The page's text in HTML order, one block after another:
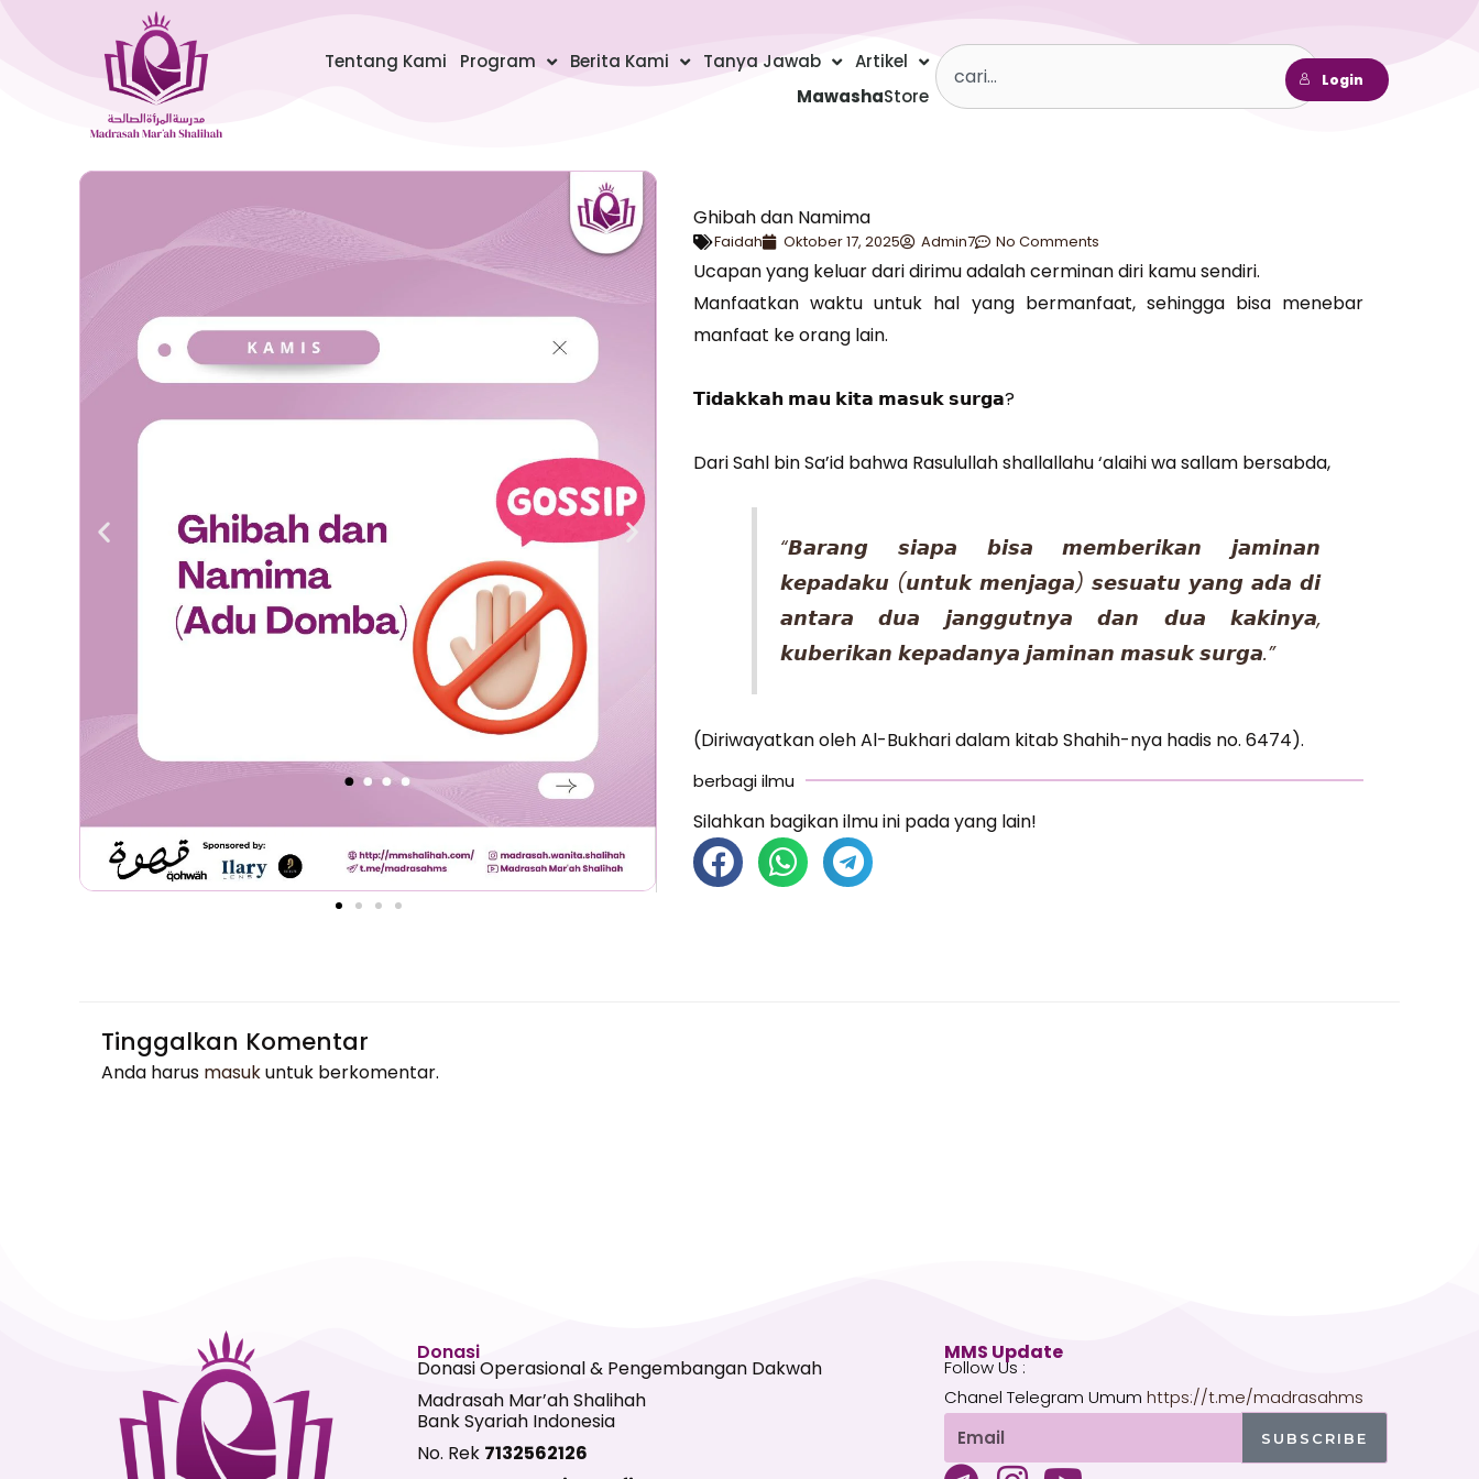
Tentang Kami Program Berita Kami Tanya Jawab
Artikel
MawashaStore
Search
Login
Ghibah dan Namima
Faidah Oktober 17, 2025 Admin7 No Comments
Ucapan yang keluar dari dirimu adalah cerminan diri kamu sendiri.
Manfaatkan waktu untuk hal yang bermanfaat, sehingga bisa menebar
manfaat ke orang lain.
𝗧𝗶𝗱𝗮𝗸𝗸𝗮𝗵 𝗺𝗮𝘂 𝗸𝗶𝘁𝗮 𝗺𝗮𝘀𝘂𝗸 𝘀𝘂𝗿𝗴𝗮?
Dari Sahl bin Sa’id bahwa Rasulullah shallallahu ‘alaihi wa sallam bersabda,
“𝘽𝙖𝙧𝙖𝙣𝙜 𝙨𝙞𝙖𝙥𝙖 𝙗𝙞𝙨𝙖 𝙢𝙚𝙢𝙗𝙚𝙧𝙞𝙠𝙖𝙣 𝙟𝙖𝙢𝙞𝙣𝙖𝙣
𝙠𝙚𝙥𝙖𝙙𝙖𝙠𝙪 (𝙪𝙣𝙩𝙪𝙠 𝙢𝙚𝙣𝙟𝙖𝙜𝙖) 𝙨𝙚𝙨𝙪𝙖𝙩𝙪 𝙮𝙖𝙣𝙜 𝙖𝙙𝙖 𝙙𝙞
𝙖𝙣𝙩𝙖𝙧𝙖 𝙙𝙪𝙖 𝙟𝙖𝙣𝙜𝙜𝙪𝙩𝙣𝙮𝙖 𝙙𝙖𝙣 𝙙𝙪𝙖 𝙠𝙖𝙠𝙞𝙣𝙮𝙖,
𝙠𝙪𝙗𝙚𝙧𝙞𝙠𝙖𝙣 𝙠𝙚𝙥𝙖𝙙𝙖𝙣𝙮𝙖 𝙟𝙖𝙢𝙞𝙣𝙖𝙣 𝙢𝙖𝙨𝙪𝙠 𝙨𝙪𝙧𝙜𝙖.”
(Diriwayatkan oleh Al-Bukhari dalam kitab Shahih-nya hadis no. 6474).
berbagi ilmu
Silahkan bagikan ilmu ini pada yang lain!
Tinggalkan Komentar
Anda harus masukuntuk berkomentar.
Donasi
Donasi Operasional & Pengembangan Dakwah
Madrasah Mar’ah Shalihah
Bank Syariah Indonesia
No. Rek 7132562126
MMS Update
Follow Us :
Chanel Telegram Umum https://t.me/madrasahms
Email SUBSCRIBE